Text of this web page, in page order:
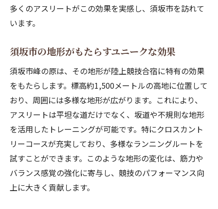
多くのアスリートがこの効果を実感し、須坂市を訪れて
います。
須坂市の地形がもたらすユニークな効果
須坂市峰の原は、その地形が陸上競技合宿に特有の効果
をもたらします。標高約1,500メートルの高地に位置して
おり、周囲には多様な地形が広がります。これにより、
アスリートは平坦な道だけでなく、坂道や不規則な地形
を活用したトレーニングが可能です。特にクロスカント
リーコースが充実しており、多様なランニングルートを
試すことができます。このような地形の変化は、筋力や
バランス感覚の強化に寄与し、競技のパフォーマンス向
上に大きく貢献します。